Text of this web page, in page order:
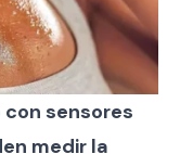
sensores
medir la